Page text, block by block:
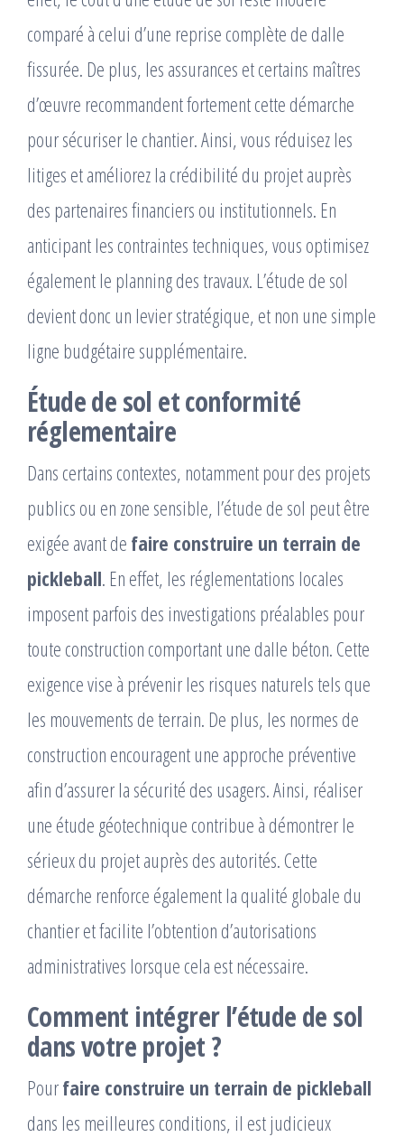
comparé à celui d’une reprise complète de dalle
fissurée. De plus, les assurances et certains maîtres
d’œuvre recommandent fortement cette démarche
pour sécuriser le chantier. Ainsi, vous réduisez les
litiges et améliorez la crédibilité du projet auprès
des partenaires financiers ou institutionnels. En
anticipant les contraintes techniques, vous optimisez
également le planning des travaux. L’étude de sol
devient donc un levier stratégique, et non une simple
ligne budgétaire supplémentaire.
Étude de sol et conformité
réglementaire
Dans certains contextes, notamment pour des projets
publics ou en zone sensible, l’étude de sol peut être
exigée avant de faire construire un terrain de
pickleball. En effet, les réglementations locales
imposent parfois des investigations préalables pour
toute construction comportant une dalle béton. Cette
exigence vise à prévenir les risques naturels tels que
les mouvements de terrain. De plus, les normes de
construction encouragent une approche préventive
afin d’assurer la sécurité des usagers. Ainsi, réaliser
une étude géotechnique contribue à démontrer le
sérieux du projet auprès des autorités. Cette
démarche renforce également la qualité globale du
chantier et facilite l’obtention d’autorisations
administratives lorsque cela est nécessaire.
Comment intégrer l’étude de sol
dans votre projet ?
Pourfaire construire un terrain de pickleball
dans les meilleures conditions, il est judicieux